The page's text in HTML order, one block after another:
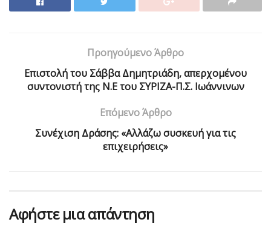
Προηγούμενο Άρθρο
Επιστολή του Σάββα Δημητριάδη, απερχομένου
συντονιστή της Ν.Ε του ΣΥΡΙΖΑ-Π.Σ. Ιωάννινων
Επόμενο Άρθρο
Συνέχιση Δράσης: «Αλλάζω συσκευή για τις
επιχειρήσεις»
Αφήστε μια απάντηση